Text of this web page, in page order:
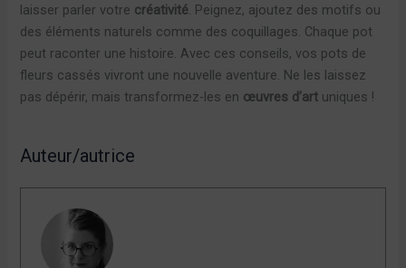
laisser parler votre créativité. Peignez, ajoutez des motifs ou
des éléments naturels comme des coquillages. Chaque pot
peut raconter une histoire. Avec ces conseils, vos pots de
fleurs cassés vivront une nouvelle aventure. Ne les laissez
pas dépérir, mais transformez-les en œuvres d’art uniques !
Auteur/autrice